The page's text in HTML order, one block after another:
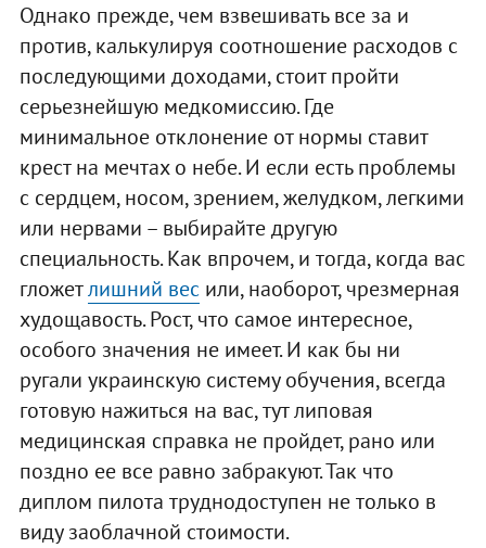
Однако прежде, чем взвешивать все за и
против, калькулируя соотношение расходов с
последующими доходами, стоит пройти
серьезнейшую медкомиссию. Где
минимальное отклонение от нормы ставит
крест на мечтах о небе. И если есть проблемы
с сердцем, носом, зрением, желудком, легкими
или нервами – выбирайте другую
специальность. Как впрочем, и тогда, когда вас
гложетлишний весили, наоборот, чрезмерная
худощавость. Рост, что самое интересное,
особого значения не имеет. И как бы ни
ругали украинскую систему обучения, всегда
готовую нажиться на вас, тут липовая
медицинская справка не пройдет, рано или
поздно ее все равно забракуют. Так что
диплом пилота труднодоступен не только в
виду заоблачной стоимости.